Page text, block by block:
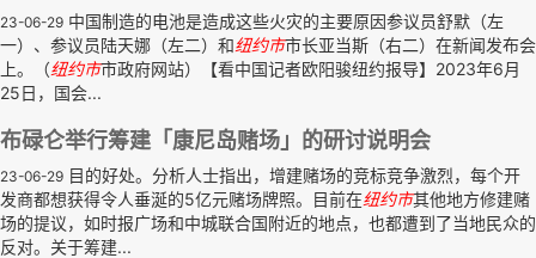
23-06-29 中国制造的电池是造成这些火灾的主要原因参议员舒默（左
一）、参议员陆天娜（左二）和纽约市市长亚当斯（右二）在新闻发布会
上。（纽约市市政府网站）【看中国记者欧阳骏纽约报导】2023年6月
25日，国会...
布碌仑举行筹建「康尼岛赌场」的研讨说明会
23-06-29 目的好处。分析人士指出，增建赌场的竞标竞争激烈，每个开
发商都想获得令人垂涎的5亿元赌场牌照。目前在纽约市其他地方修建赌
场的提议，如时报广场和中城联合国附近的地点，也都遭到了当地民众的
反对。关于筹建...